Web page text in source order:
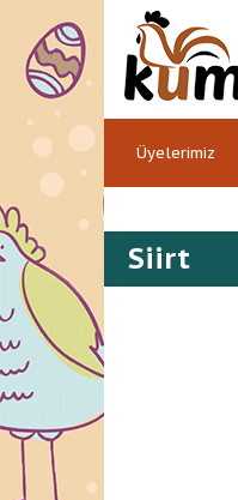
Üyelerimiz
Siirt